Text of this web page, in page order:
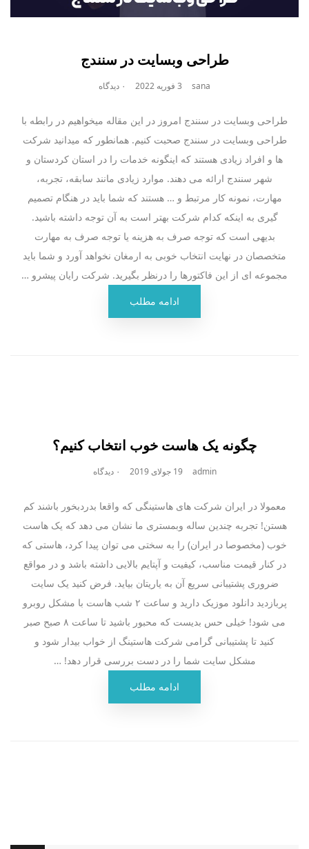
طراحی وبسایت در سنندج
sana 3 فوریه 2022 ۰ دیدگاه
طراحی وبسایت در سنندج امروز در این مقاله میخواهیم در رابطه با
طراحی وبسایت در سنندج صحبت کنیم. همانطور که میدانید شرکت
ها و افراد زیادی هستند که اینگونه خدمات را در استان کردستان و
شهر سنندج ارائه می دهند. موارد زیادی مانند سابقه، تجربه،
مهارت، نمونه کار مرتبط و … هستند که شما باید در هنگام تصمیم
گیری به اینکه کدام شرکت بهتر است به آن توجه داشته باشید.
بدیهی است که توجه صرف به هزینه یا توجه صرف به مهارت
متخصصان در نهایت انتخاب خوبی به ارمغان نخواهد آورد و شما باید
مجموعه ای از این فاکتورها را درنظر بگیرید. شرکت رایان پیشرو …
ادامه مطلب
چگونه یک هاست خوب انتخاب کنیم؟
admin 19 جولای 2019 ۰ دیدگاه
معمولا در ایران شرکت های هاستینگی که واقعا بدردبخور باشند کم
هستن! تجربه چندین ساله وبمستری ما نشان می دهد که یک هاست
خوب (مخصوصا در ایران) را به سختی می توان پیدا کرد، هاستی که
در کنار قیمت مناسب، کیفیت و آپتایم بالایی داشته باشد و در مواقع
ضروری پشتیبانی سریع آن به یاریتان بیاید. فرض کنید یک سایت
پربازدید دانلود موزیک دارید و ساعت ۲ شب هاست با مشکل روبرو
می شود! خیلی حس بدیست که محبور باشید تا ساعت ۸ صبح صبر
کنید تا پشتیبانی گرامی شرکت هاستینگ از خواب بیدار شود و
مشکل سایت شما را در دست بررسی قرار دهد! …
ادامه مطلب